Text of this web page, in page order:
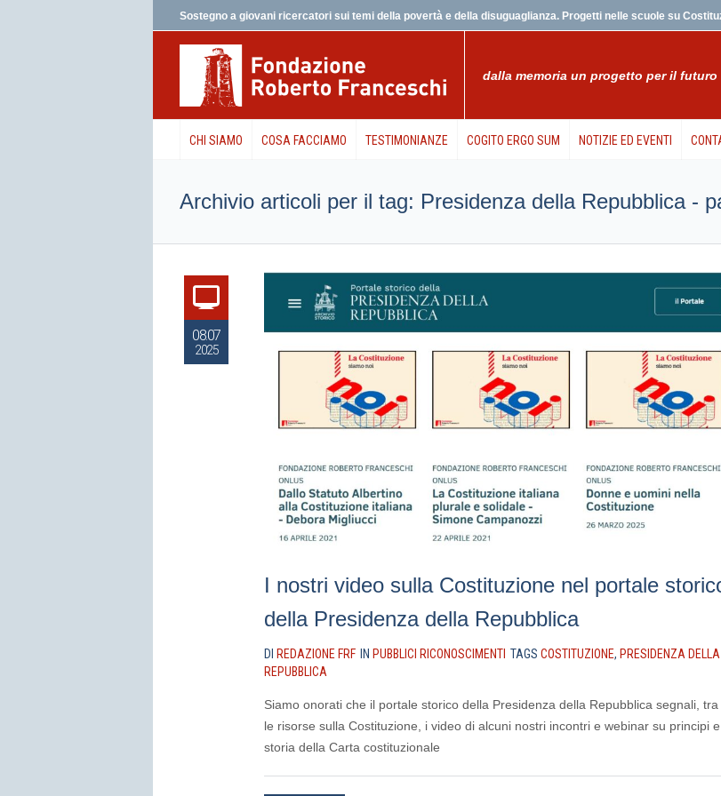
Sostegno a giovani ricercatori sui temi della povertà e della disuguaglianza. Progetti nelle scuole su
dalla memoria un progetto per il futuro
CHI SIAMO COSA FACCIAMO TESTIMONIANZE COGITO ERGO SUM NOTIZIE ED EVENTI
Archivio articoli per il tag: Presidenza della Repubblica -
08.07
2025
I nostri video sulla Costituzione nel portale
della Presidenza della Repubblica
DI REDAZIONE FRF IN PUBBLICI RICONOSCIMENTI TAGS COSTITUZIONE, PRESIDENZA DELLA
REPUBBLICA
Siamo onorati che il portale storico della Presidenza della Repubblica segnali, tra
le risorse sulla Costituzione, i video di alcuni nostri incontri e webinar su principi e
storia della Carta costituzionale